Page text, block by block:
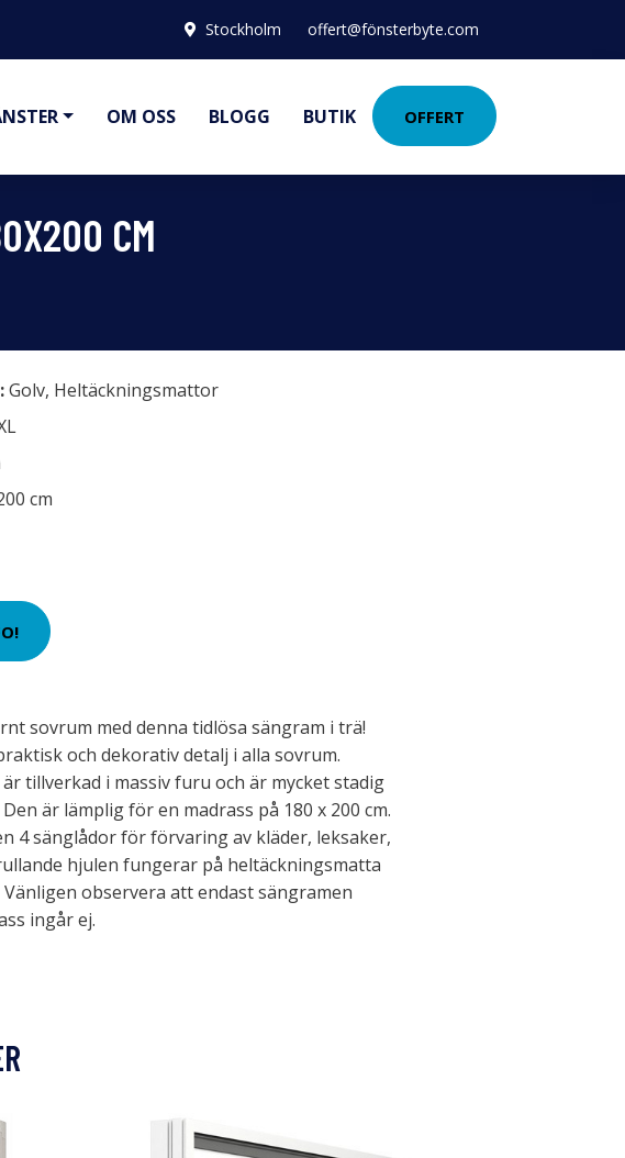
Stockholm offert@fönsterbyte.com
OM OSS BLOGG BUTIK OFFERT
CM
Golv, Heltäckningsmattor
cm
sovrum med denna tidlösa sängram i trä!
och dekorativ detalj i alla sovrum.
tillverkad i massiv furu och är mycket stadig
är lämplig för en madrass på 180 x 200 cm.
4 sänglådor för förvaring av kläder, leksaker,
hjulen fungerar på heltäckningsmatta
observera att endast sängramen
ingår ej.